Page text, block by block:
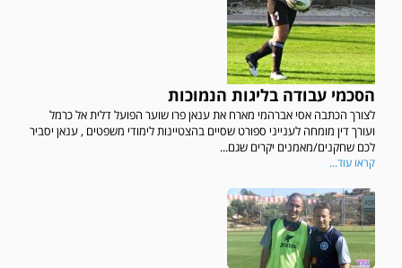
הסכמי עבודה בליגות הנמוכות
לצורך הכתבה אסי אברהמי מארח את ענאן פרו שוער הפועל דלית אל כרמל
ועורך דין מומחה לענייני ספורט שסיים בהצטיינות לימודי משפטים , ענאן יסביר
לכם שחקנים/מאמנים יקרים שגם...
קראו עוד...